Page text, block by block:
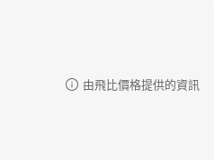
由飛比價格提供的資訊